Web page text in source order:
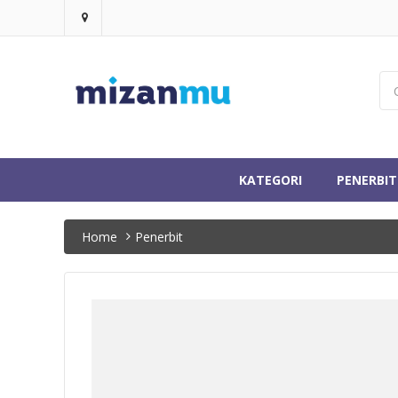
KATEGORI PENERBIT
Home Penerbit